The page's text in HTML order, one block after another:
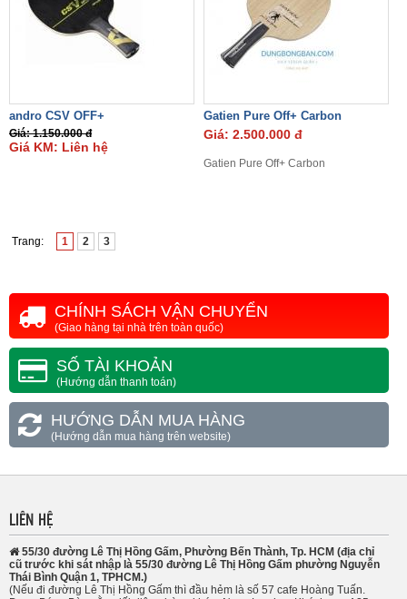
andro CSV OFF+
Giá: 1.150.000 đ
Giá KM: Liên hệ
Gatien Pure Off+ Carbon
Giá: 2.500.000 đ
Gatien Pure Off+ Carbon
Trang: 1 2 3
CHÍNH SÁCH VẬN CHUYỂN
(Giao hàng tại nhà trên toàn quốc)
SỐ TÀI KHOẢN
(Hướng dẫn thanh toán)
HƯỚNG DẪN MUA HÀNG
(Hướng dẫn mua hàng trên website)
LIÊN HỆ
55/30 đường Lê Thị Hồng Gấm, Phường Bến Thành, Tp. HCM (địa chỉ
cũ trước khi sát nhập là 55/30 đường Lê Thị Hồng Gấm phường Nguyễn
Thái Bình Quận 1, TPHCM.)
(Nếu đi đường Lê Thị Hồng Gấm thì đầu hẻm là số 57 cafe Hoàng Tuấn.